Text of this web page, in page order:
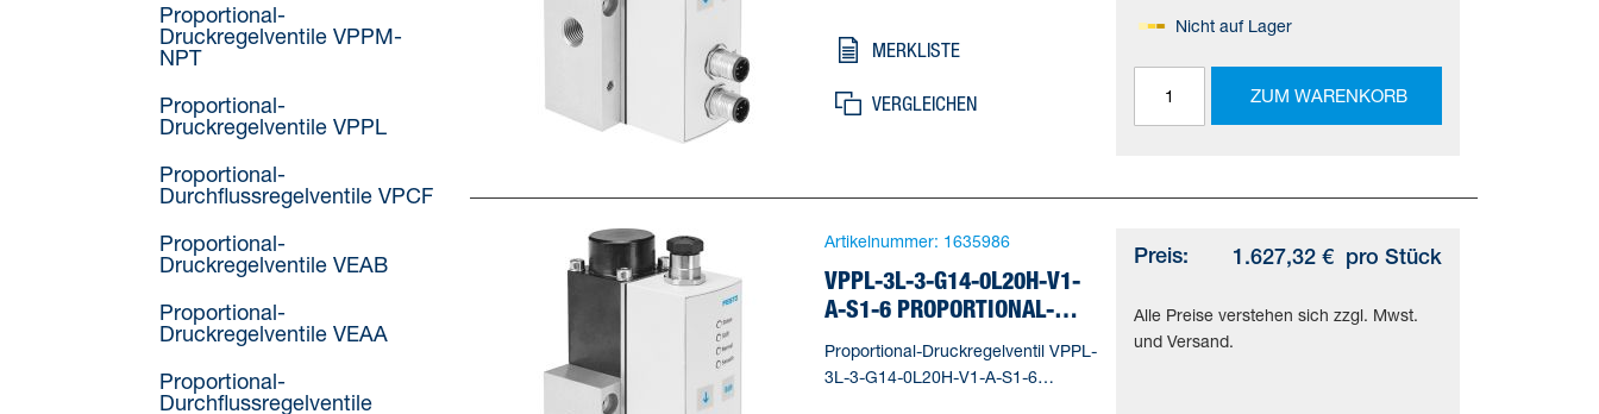
Proportional-
Druckregelventile VPPM-
NPT
Proportional-
Druckregelventile VPPL
Proportional-
Durchflussregelventile VPCF
Proportional-
Druckregelventile VEAB
Proportional-
Druckregelventile VEAA
Proportional-
Durchflussregelventile
Betätigungsart=elektrisch,
beliebig, * vorzugsweise stehend)
MERKLISTE
VERGLEICHEN
Nicht auf Lager
ZUM WARENKORB
Artikelnummer: 1635986
VPPL-3L-3-G14-0L20H-V1-
A-S1-6 PROPORTIONAL-
DRUCKREGELVENTIL
Proportional-Druckregelventil VPPL-
3L-3-G14-0L20H-V1-A-S1-6
Preis: 1.627,32 € pro Stück
Alle Preise verstehen sich zzgl. Mwst.
und Versand.